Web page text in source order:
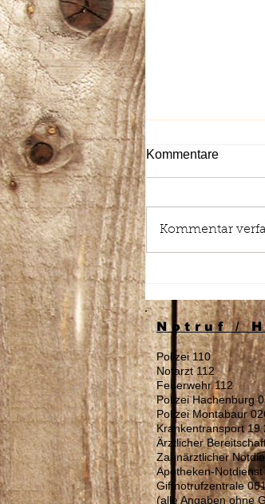
gesucht
Kommentare
Kommentar
Notruf /
Polizei 110
Notarzt 112
Feuerwehr 112
Polizei Hachenburg
Polizei Montabaur
Krankentransport 19
Ärztlicher
Zahnärztlicher
Apotheken-
Giftnotrufzentrale
(alle Angaben ohne